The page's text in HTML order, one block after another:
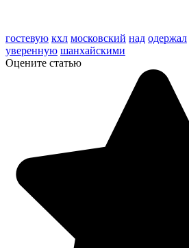
гостевую кхл московский над одержал
уверенную шанхайскими
Оцените статью